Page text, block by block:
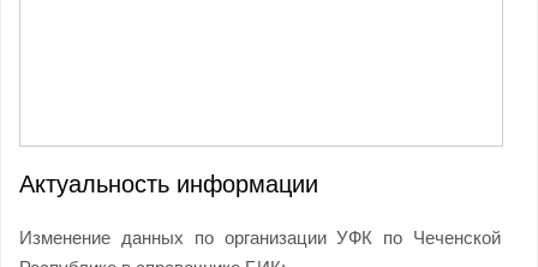
Актуальность информации
Изменение данных по организации УФК по Чеченской